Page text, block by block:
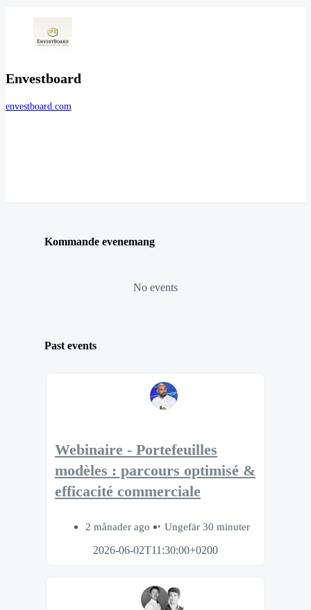
Envestboard
envestboard.com
Kommande evenemang
No events
Past events
Webinaire - Portefeuilles
modèles : parcours optimisé &
efficacité commerciale
2 månader ago
Ungefär 30 minuter
2026-06-02T11:30:00+0200